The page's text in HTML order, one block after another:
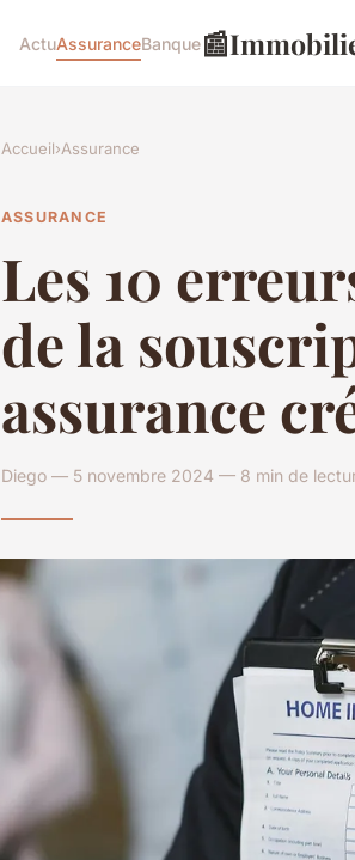
ActuAssuranceBanque📰
Accueil›Assurance
ASSURANCE
Les 10
de la
assurance
Diego — 5 novembre 2024 — 8 min de